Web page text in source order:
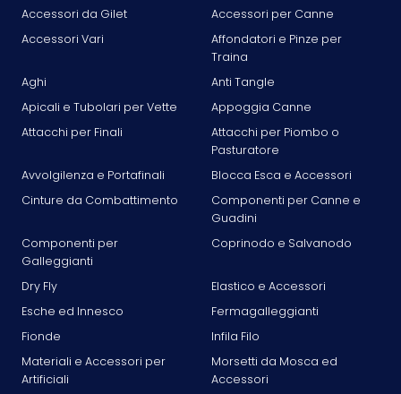
Accessori da Gilet
Accessori per Canne
Accessori Vari
Affondatori e Pinze per
Traina
Aghi
Anti Tangle
Apicali e Tubolari per Vette
Appoggia Canne
Attacchi per Finali
Attacchi per Piombo o
Pasturatore
Avvolgilenza e Portafinali
Blocca Esca e Accessori
Cinture da Combattimento
Componenti per Canne e
Guadini
Componenti per
Galleggianti
Coprinodo e Salvanodo
Dry Fly
Elastico e Accessori
Esche ed Innesco
Fermagalleggianti
Fionde
Infila Filo
Materiali e Accessori per
Artificiali
Morsetti da Mosca ed
Accessori